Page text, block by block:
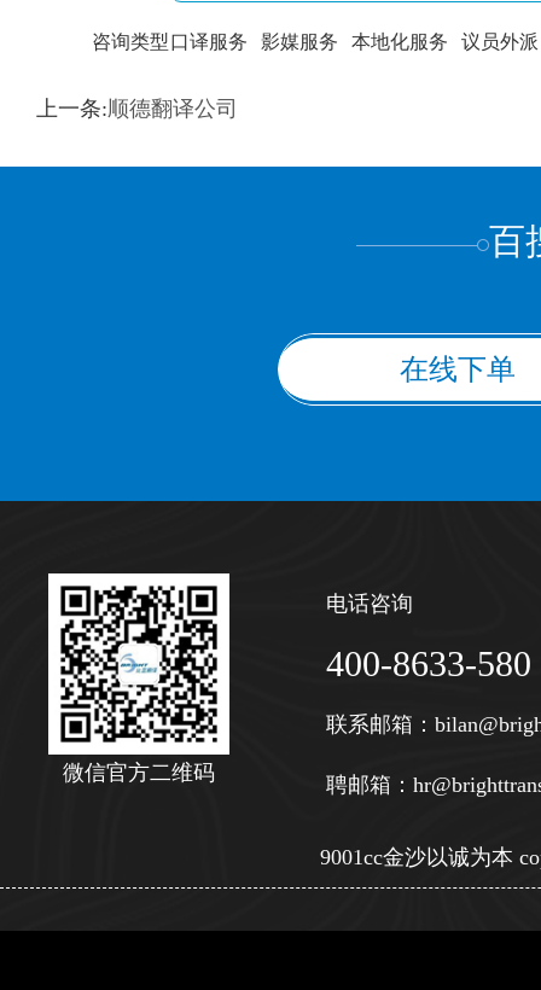
咨询类型口译服务 影媒服务 本地化服务 议员外派
训翻译
上一条:顺德翻译公司
百
在线下单
微信官方二维码
电话咨询
400-8633-580
联系邮箱：
聘邮箱：
9001cc金沙以诚为本